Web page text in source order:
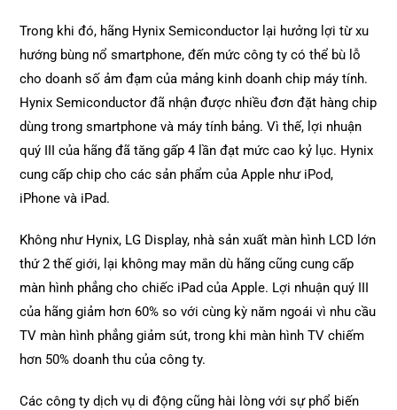
Trong khi đó, hãng Hynix Semiconductor lại hưởng lợi từ xu
hướng bùng nổ smartphone, đến mức công ty có thể bù lỗ
cho doanh số ảm đạm của mảng kinh doanh chip máy tính.
Hynix Semiconductor đã nhận được nhiều đơn đặt hàng chip
dùng trong smartphone và máy tính bảng. Vì thế, lợi nhuận
quý III của hãng đã tăng gấp 4 lần đạt mức cao kỷ lục. Hynix
cung cấp chip cho các sản phẩm của Apple như iPod,
iPhone và iPad.
Không như Hynix, LG Display, nhà sản xuất màn hình LCD lớn
thứ 2 thế giới, lại không may mắn dù hãng cũng cung cấp
màn hình phẳng cho chiếc iPad của Apple. Lợi nhuận quý III
của hãng giảm hơn 60% so với cùng kỳ năm ngoái vì nhu cầu
TV màn hình phẳng giảm sút, trong khi màn hình TV chiếm
hơn 50% doanh thu của công ty.
Các công ty dịch vụ di động cũng hài lòng với sự phổ biến